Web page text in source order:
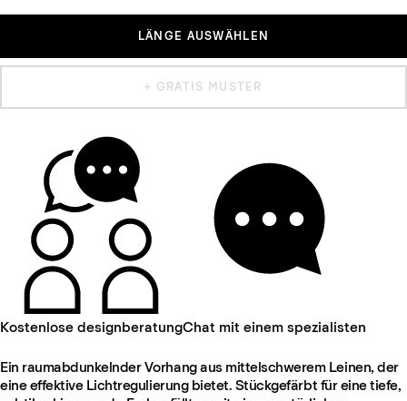
LÄNGE AUSWÄHLEN
+ GRATIS MUSTER
Kostenlose designberatungChat mit einem spezialisten
Ein raumabdunkelnder Vorhang aus mittelschwerem Leinen, der
eine effektive Lichtregulierung bietet. Stückgefärbt für eine tiefe,